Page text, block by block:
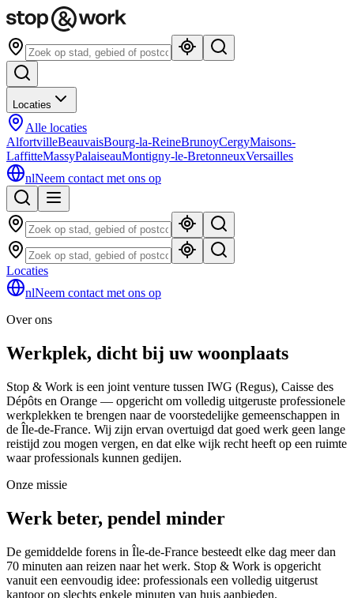
Locaties
Alle locaties
AlfortvilleBeauvaisBourg-la-ReineBrunoyCergyMaisons-
LaffitteMassyPalaiseauMontigny-le-BretonneuxVersailles
nlNeem contact met ons op
Locaties
nlNeem contact met ons op
Over ons
Werkplek, dicht bij uw woonplaats
Stop & Work is een joint venture tussen IWG (Regus), Caisse des
Dépôts en Orange — opgericht om volledig uitgeruste professionele
werkplekken te brengen naar de voorstedelijke gemeenschappen in
de Île-de-France. Wij zijn ervan overtuigd dat goed werk geen lange
reistijd zou mogen vergen, en dat elke wijk recht heeft op een ruimte
waar professionals kunnen gedijen.
Onze missie
Werk beter, pendel minder
De gemiddelde forens in Île-de-France besteedt elke dag meer dan
70 minuten aan reizen naar het werk. Stop & Work is opgericht
vanuit een eenvoudig idee: professionals een volledig uitgerust
kantoor op slechts enkele minuten van huis aanbieden.